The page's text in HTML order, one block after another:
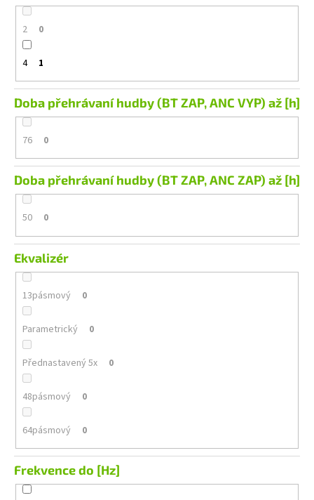
2 0
4 1
Doba přehrávaní hudby (BT ZAP, ANC VYP) až [h]
76 0
Doba přehrávaní hudby (BT ZAP, ANC ZAP) až [h]
50 0
Ekvalizér
13pásmový 0
Parametrický 0
Přednastavený 5x 0
48pásmový 0
64pásmový 0
Frekvence do [Hz]